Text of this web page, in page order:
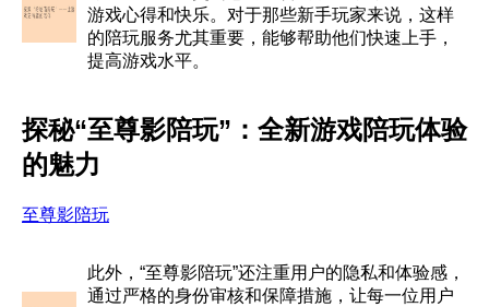
游戏心得和快乐。对于那些新手玩家来说，这样
的陪玩服务尤其重要，能够帮助他们快速上手，
提高游戏水平。
探秘“至尊影陪玩”：全新游戏陪玩体验
的魅力
至尊影陪玩
此外，“至尊影陪玩”还注重用户的隐私和体验感，
通过严格的身份审核和保障措施，让每一位用户